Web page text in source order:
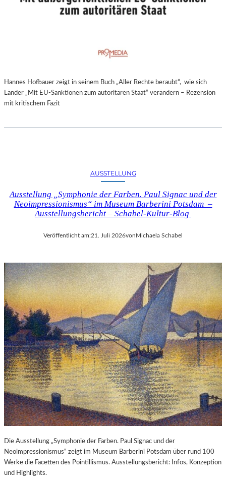
Hannes Hofbauer zeigt in seinem Buch „Aller Rechte beraubt“, wie sich
Länder „Mit EU-Sanktionen zum autoritären Staat“ verändern – Rezension
mit kritischem Fazit
AUSSTELLUNG
Ausstellung „Symphonie der Farben. Paul Signac und der
Neoimpressionismus“ im Museum Barberini Potsdam –
Ausstellungsbericht – Schabel-Kultur-Blog
Veröffentlicht am:21. Juli 2026vonMichaela Schabel
Die Ausstellung „Symphonie der Farben. Paul Signac und der
Neoimpressionismus“ zeigt im Museum Barberini Potsdam über rund 100
Werke die Facetten des Pointillismus. Ausstellungsbericht: Infos, Konzeption
und Highlights.